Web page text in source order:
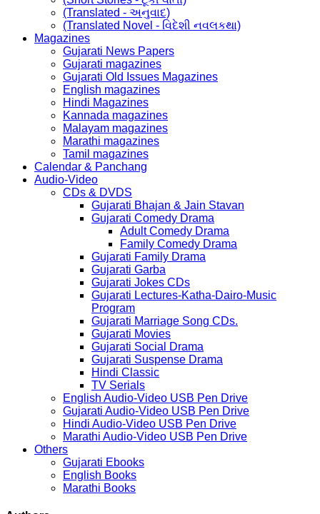
(Translated - અનુવાદ)
(Translated Novel - વિદેશી નવલકથા)
Magazines
Gujarati News Papers
Gujarati magazines
Gujarati Old Issues Magazines
English magazines
Hindi Magazines
Kannada magazines
Malayam magazines
Marathi magazines
Tamil magazines
Calendar & Panchang
Audio-Video
CDs & DVDS
Gujarati Bhajan & Jain Stavan
Gujarati Comedy Drama
Adult Comedy Drama
Family Comedy Drama
Gujarati Family Drama
Gujarati Garba
Gujarati Jokes CDs
Gujarati Lectures-Katha-Dairo-Music
Program
Gujarati Marriage Song CDs.
Gujarati Movies
Gujarati Social Drama
Gujarati Suspense Drama
Hindi Classic
TV Serials
English Audio-Video USB Pen Drive
Gujarati Audio-Video USB Pen Drive
Hindi Audio-Video USB Pen Drive
Marathi Audio-Video USB Pen Drive
Others
Gujarati Ebooks
English Books
Marathi Books